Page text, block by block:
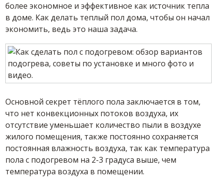
более экономное и эффективное как источник тепла
в доме. Как делать теплый пол дома, чтобы он начал
экономить, ведь это наша задача.
Основной секрет тёплого пола заключается в том,
что нет конвекционных потоков воздуха, их
отсутствие уменьшает количество пыли в воздухе
жилого помещения, также постоянно сохраняется
постоянная влажность воздуха, так как температура
пола с подогревом на 2-3 градуса выше, чем
температура воздуха в помещении.